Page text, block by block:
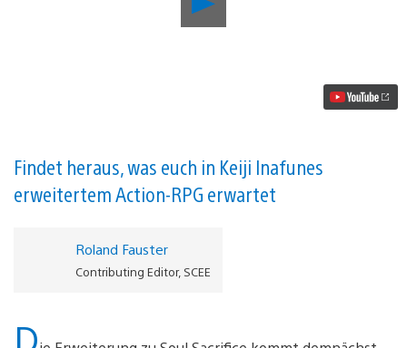
Delta
Findet heraus, was euch in Keiji Inafunes
erweitertem Action-RPG erwartet
Roland Fauster
Contributing Editor, SCEE
D